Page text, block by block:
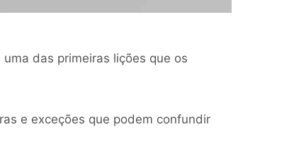
das primeiras lições que os
e exceções que podem confundir